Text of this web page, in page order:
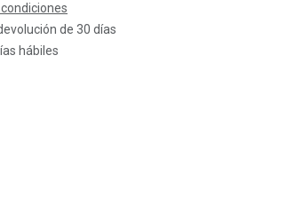
de 30 días
hábiles